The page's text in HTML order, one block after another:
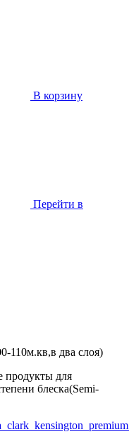
В корзину
Перейти в
110м.кв,в два слоя)
продукты для
блеска(Semi-